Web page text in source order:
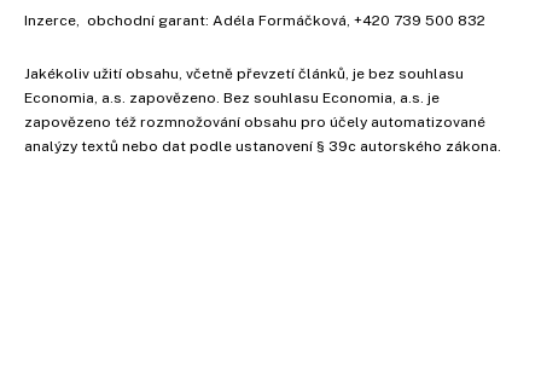
Inzerce , obchodní garant: Adéla Formáčková +420 739 500 832
Jakékoliv užití obsahu, včetně převzetí článků, je bez souhlasu
Economia, a.s. zapovězeno. Bez souhlasu Economia, a.s. je
zapovězeno též rozmnožování obsahu pro účely automatizované
analýzy textů nebo dat podle ustanovení § 39c autorského zákona.